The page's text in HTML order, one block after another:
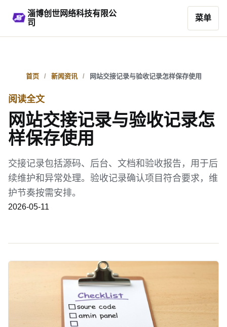
淄博创世网络科技有限公
司
菜单
首页 新闻资讯 网站交接记录与验收记录怎样保存使用
阅读全文
网站交接记录与验收记录怎
样保存使用
交接记录包括源码、后台、文档和验收报告，用于后
续维护和异常处理。验收记录确认项目符合要求，维
护节奏按需安排。
2026-05-11